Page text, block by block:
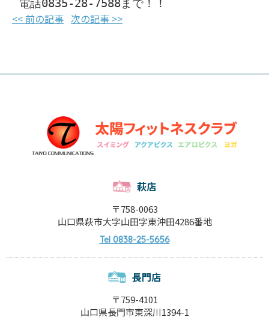
電話0835-28-7588まで！！
<< 前の記事 次の記事 >>
萩店
〒758-0063
山口県萩市大字山田字東沖田4286番地
Tel0838-25-5656
長門店
〒759-4101
山口県長門市東深川1394-1